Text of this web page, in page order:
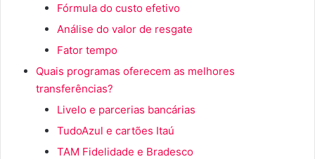
Fórmula do custo efetivo
Análise do valor de resgate
Fator tempo
Quais programas oferecem as melhores
transferências?
Livelo e parcerias bancárias
TudoAzul e cartões Itaú
TAM Fidelidade e Bradesco